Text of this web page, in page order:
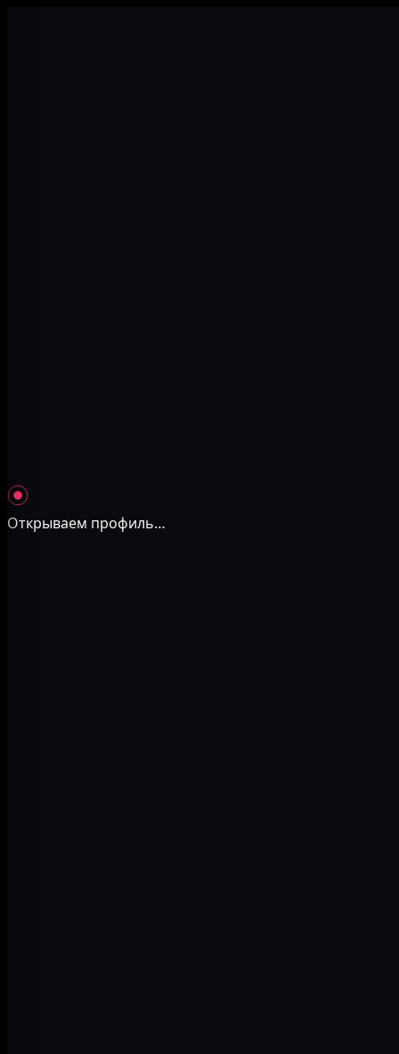
Открываем профиль…